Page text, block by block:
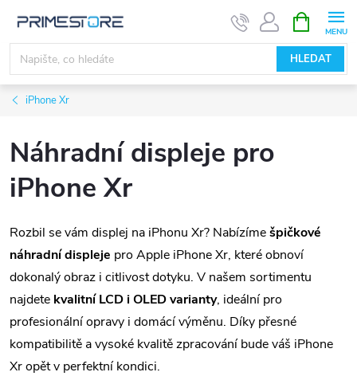
obsah
HLEDAT
NÁKUPNÍ
KOŠÍK
iPhone Xr
Náhradní displeje pro
iPhone Xr
Rozbil se vám displej na iPhonu Xr? Nabízímešpičkové
náhradní displeje pro Apple iPhone Xr, které obnoví
dokonalý obraz i citlivost dotyku. V našem sortimentu
najdete kvalitní LCD i OLED varianty, ideální pro
profesionální opravy i domácí výměnu. Díky přesné
kompatibilitě a vysoké kvalitě zpracování bude váš iPhone
Xr opět v perfektní kondici.